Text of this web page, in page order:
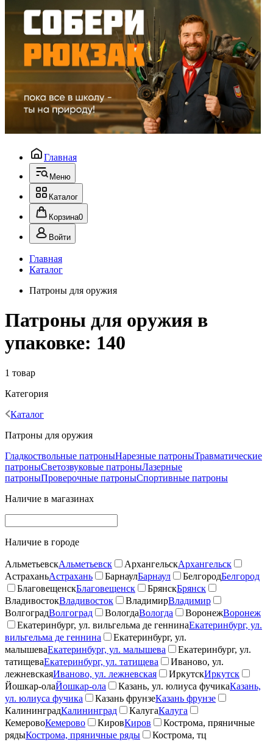
Главная
Меню
Каталог
Корзина0
Войти
Главная
Каталог
Патроны для оружия
Патроны для оружия в
упаковке: 140
1 товар
Категория
Каталог
Патроны для оружия
Гладкоствольные патроныНарезные патроныТравматические
патроныСветозвуковые патроныЛазерные
патроныПроверочные патроныСпортивные патроны
Наличие в магазинах
Наличие в городе
АльметьевскАльметьевск АрхангельскАрхангельск
АстраханьАстрахань БарнаулБарнаул БелгородБелгород
БлаговещенскБлаговещенск БрянскБрянск
ВладивостокВладивосток ВладимирВладимир
ВолгоградВолгоград ВологдаВологда ВоронежВоронеж
Екатеринбург, ул. вильгельма де геннинаЕкатеринбург, ул.
вильгельма де геннина
Екатеринбург, ул.
малышеваЕкатеринбург, ул. малышева
Екатеринбург, ул.
татищеваЕкатеринбург, ул. татищева
Иваново, ул.
лежневскаяИваново, ул. лежневская ИркутскИркутск
Йошкар-олаЙошкар-ола Казань, ул. юлиуса фучикаКазань,
ул. юлиуса фучика
Казань фрунзеКазань фрунзе
КалининградКалининград КалугаКалуга
КемеровоКемерово КировКиров
Кострома, пряничные
рядыКострома, пряничные ряды
Кострома, тц